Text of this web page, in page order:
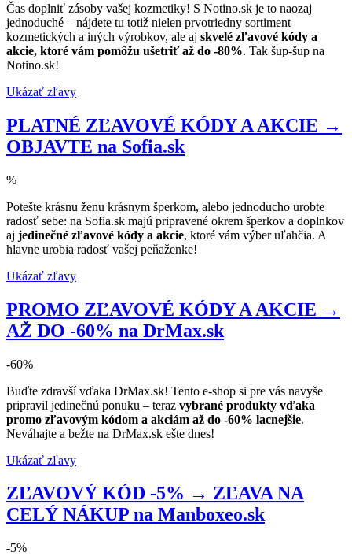
Čas doplniť zásoby vašej kozmetiky! S Notino.sk je to naozaj
jednoduché – nájdete tu totiž nielen prvotriedny sortiment
kozmetických a iných výrobkov, ale aj skvelé zľavové kódy a
akcie, ktoré vám pomôžu ušetriť až do -80%. Tak šup-šup na
Notino.sk!
Ukázať zľavy
PLATNÉ ZĽAVOVÉ KÓDY A AKCIE →
OBJAVTE na Sofia.sk
%
Potešte krásnu ženu krásnym šperkom, alebo jednoducho urobte
radosť sebe: na Sofia.sk majú pripravené okrem šperkov a doplnkov
aj jedinečné zľavové kódy a akcie, ktoré vám výber uľahčia. A
hlavne urobia radosť vašej peňaženke!
Ukázať zľavy
PROMO ZĽAVOVÉ KÓDY A AKCIE →
AŽ DO -60% na DrMax.sk
-60%
Buďte zdravší vďaka DrMax.sk! Tento e-shop si pre vás navyše
pripravil jedinečnú ponuku – teraz vybrané produkty vďaka
promo zľavovým kódom a akciám až do -60% lacnejšie.
Neváhajte a bežte na DrMax.sk ešte dnes!
Ukázať zľavy
ZĽAVOVÝ KÓD -5% → ZĽAVA NA
CELÝ NÁKUP na Manboxeo.sk
-5%